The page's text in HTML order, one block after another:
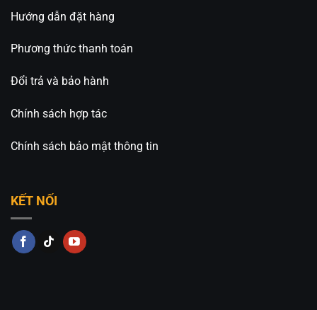
Hướng dẫn đặt hàng
Phương thức thanh toán
Đổi trả và bảo hành
Chính sách hợp tác
Chính sách bảo mật thông tin
KẾT NỐI